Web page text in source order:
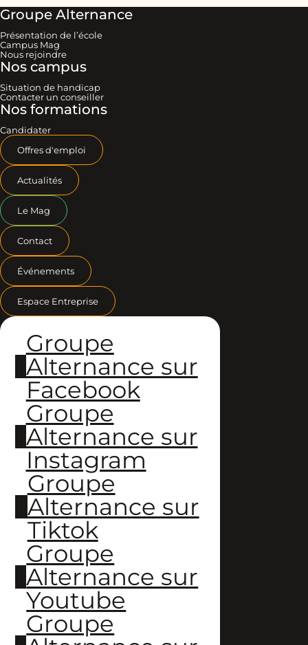
Groupe Alternance
Présentation de l’école
Campus Mag
Nous rejoindre
Nos campus
Situation de handicap
Contacter un conseiller
Nos formations
Candidater
Offres d'emploi
Actualités
Le Mag
Contact
Événements
Espace Entreprise
Groupe
Alternance sur
Facebook
Groupe
Alternance sur
Instagram
Groupe
Alternance sur
Tiktok
Groupe
Alternance sur
Youtube
Groupe